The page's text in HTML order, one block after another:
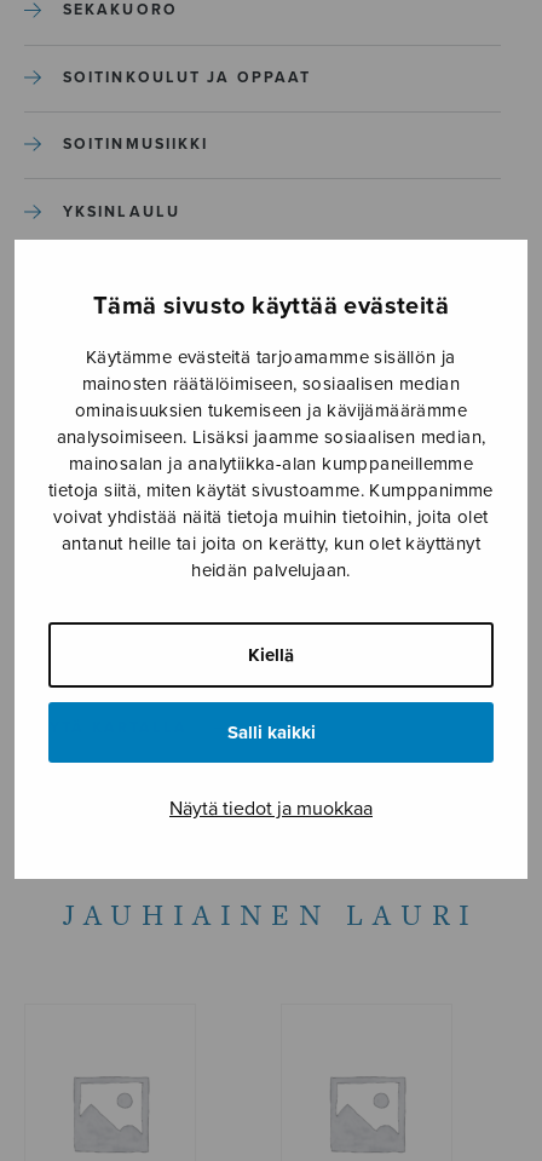
Tämä sivusto käyttää evästeitä
Käytämme evästeitä tarjoamamme sisällön ja
mainosten räätälöimiseen, sosiaalisen median
ominaisuuksien tukemiseen ja kävijämäärämme
analysoimiseen. Lisäksi jaamme sosiaalisen median,
mainosalan ja analytiikka-alan kumppaneillemme
tietoja siitä, miten käytät sivustoamme. Kumppanimme
voivat yhdistää näitä tietoja muihin tietoihin, joita olet
antanut heille tai joita on kerätty, kun olet käyttänyt
heidän palvelujaan.
Kiellä
Salli kaikki
Näytä tiedot ja muokkaa
SEKAKUORO
SOITINKOULUT JA OPPAAT
SOITINMUSIIKKI
YKSINLAULU
Sulasol nuottikauppa
Myymälä avoinna
ma–pe klo 10–16 tai sopimuksen mukaan
Tallberginkatu 1 B, 1,5 krs.
00180 Helsinki
puh. 050 305 6502
JAUHIAINEN LAURI